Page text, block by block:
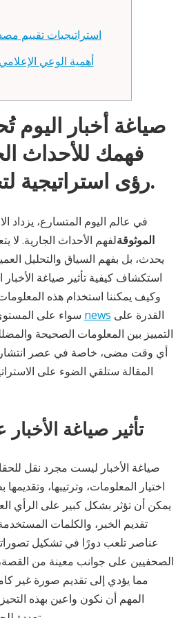
استراتيجيات تقييم
أهمية الوعي
صياغة أخبار
فهمك للأحداث
رؤى استراتيجية لتحقيق أهدافك.
في عالم اليوم المتسارع، يزداد
الموثوقةلفهم الأحداث الجارية. لا
يحدث، بل بفهم السياق والتحليل
استكشاف كيفية تأثير صياغة الأخبار
وكيف يمكننا استخدام هذه
news
التمييز بين المعلومات الصحيحة
أي وقت مضى، خاصة في عصر انتشار
المقالة ستلقي الضوء على
تأثير صياغة
صياغة الأخبار ليست مجرد نقل
اختيار المعلومات، وترتيبها،
يمكن أن تؤثر بشكل كبير على الرأي
تقديم الخبر، والكلمات
عناصر تلعب دورًا في تشكيل
الصحفيين على جوانب معينة من
مما يؤدي إلى تقديم صورة غير
المهم أن نكون واعين بهذه